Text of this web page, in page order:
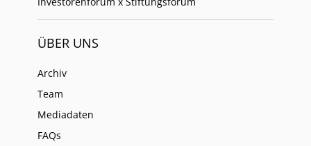
ÜBER UNS
Archiv
Team
Mediadaten
FAQs